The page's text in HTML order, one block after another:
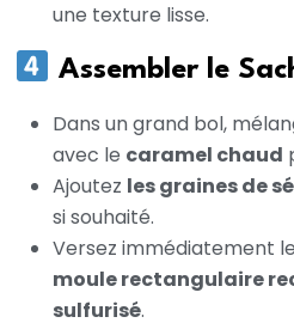
une texture lisse.
Assembler le
Dans un grand bol,
avec le caramel chaud
Ajoutez les graines de
si souhaité.
Versez immédiatement
moule rectangulaire
sulfurisé.